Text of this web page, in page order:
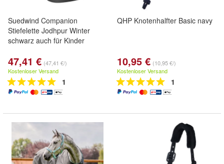
Suedwind Companion
Stiefelette Jodhpur Winter
schwarz auch für Kinder
47,41 € (47,41 €/)
Kostenloser Versand
1
QHP Knotenhalfter Basic navy
10,95 € (10,95 €/)
Kostenloser Versand
1